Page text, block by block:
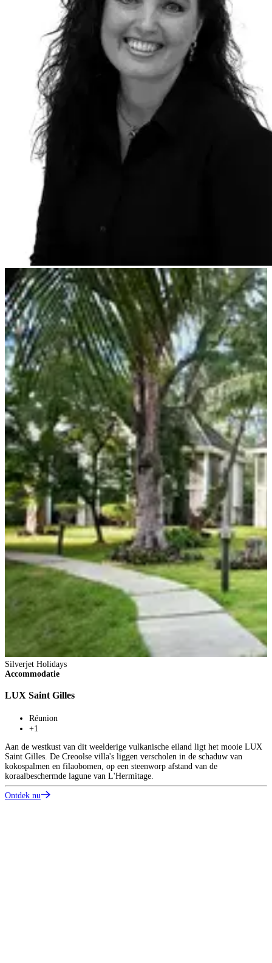
Silverjet Holidays
Accommodatie
LUX Saint Gilles
Réunion
+1
Aan de westkust van dit weelderige vulkanische eiland ligt het mooie LUX
Saint Gilles. De Creoolse villa's liggen verscholen in de schaduw van
kokospalmen en filaobomen, op een steenworp afstand van de
koraalbeschermde lagune van L'Hermitage.
Ontdek nu